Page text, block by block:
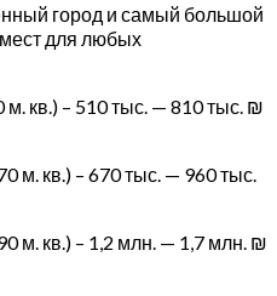
город и самый большой
для любых
кв.) – 510 тыс. — 810 тыс. ₪
м. кв.) – 670 тыс. — 960 тыс.
м. кв.) – 1,2 млн. — 1,7 млн. ₪